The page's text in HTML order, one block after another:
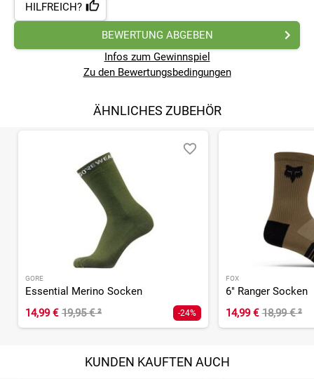
HILFREICH?
BEWERTUNG ABGEBEN
Infos zum Gewinnspiel
Zu den Bewertungsbedingungen
ÄHNLICHES ZUBEHÖR
GORE
Essential Merino Socken
14,99 € 19,95 €² -24%
FOX
6" Ranger Socken
14,99 € 18,99 €²
KUNDEN KAUFTEN AUCH